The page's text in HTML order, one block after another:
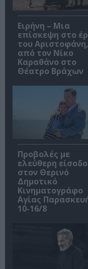
Ειρήνη – Μια
επίσκεψη στο
του Αριστοφάνη,
από τον Νίκο
Καραθάνο στο
Θέατρο Βράχων
Προβολές με
ελεύθερη είσοδο
στον Θερινό
Δημοτικό
Κινηματογράφο
Αγίας
10-16/8